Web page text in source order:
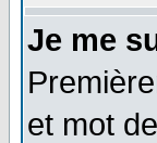
Je me
et mot